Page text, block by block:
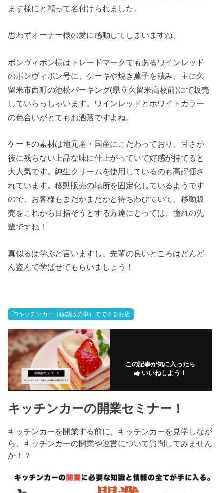
ます様にと願って名付けられました。
思わずオーナー様の愛に感動してしまいますね。
ボンヴィボン様はトレードマークでもあるワインレッド
のボンヴィボン号に、ケーキや焼き菓子を積み、主に久
留米市西町の池松パーキング(県立久留米高校前)にて販売
していらっしゃいます。ワインレッドとホワイトカラー
の色合いがとてもお洒落ですよね。
ケーキの素材は地元産・国産にこだわっており、甘さが
後に残らない上品な味に仕上がっていて好感が持てると
大人気です。純生クリームを使用しているのも高評価さ
れています。移動販売の場所を固定化しているようです
ので、お客様もまだかまだかと待ちわびていて、移動販
売をこれから目指そうとする方達にとっては、憧れの先
輩ですね！
真似るは学ぶと言いますし、先輩の良いところはどんど
ん盗んで学ばせてもらいましょう！
キッチンカー（移動販売車）でできるお店
この記事が気に入ったら
いいねしよう！
キッチンカーの開業セミナー！
キッチンカーを開業する前に、キッチンカーを見学しなが
ら、キッチンカーの開業や運営について質問してみません
か！？